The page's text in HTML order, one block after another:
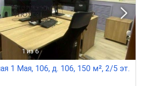
1 из 6
1 Мая, 106, д. 106, 150 м², 2/5 эт.